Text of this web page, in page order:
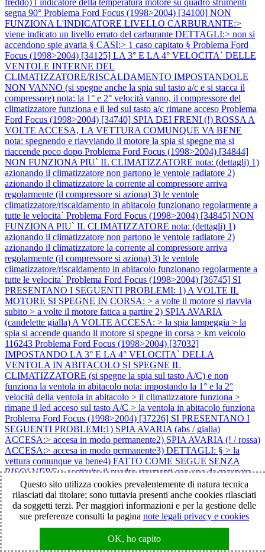
segna 90° Problema Ford Focus (1998>2004) [34100] NON
FUNZIONA L'INDICATORE LIVELLO CARBURANTE:>
viene indicato un livello errato del carburante DETTAGLI:> non si
accendono spie avaria § CASI:> 1 caso capitato § Problema Ford
Focus (1998>2004) [34125] LA 3° E LA 4° VELOCITA` DELLE
VENTOLE INTERNE DEL
CLIMATIZZATORE/RISCALDAMENTO IMPOSTANDOLE
NON VANNO (si spegne anche la spia sul tasto a/c e si stacca il
compressore) nota: la 1° e 2° velocità vanno, il compressore del
climatizzatore funziona e il led sul tasto a/c rimane acceso Problema
Ford Focus (1998>2004) [34740] SPIA DEI FRENI (!) ROSSA A
VOLTE ACCESA, LA VETTURA COMUNQUE VA BENE
nota: spegnendo e riavviando il motore la spia si spegne ma si
riaccende poco dopo Problema Ford Focus (1998>2004) [34844]
NON FUNZIONA PIU` IL CLIMATIZZATORE nota: (dettagli) 1)
azionando il climatizzatore non partono le ventole radiatore 2)
azionando il climatizzatore la corrente al compressore arriva
regolarmente (il compressore si aziona) 3) le ventole
climatizzatore/riscaldamento in abitacolo funzionano regolarmente a
tutte le velocita` Problema Ford Focus (1998>2004) [34845] NON
FUNZIONA PIU` IL CLIMATIZZATORE nota: (dettagli) 1)
azionando il climatizzatore non partono le ventole radiatore 2)
azionando il climatizzatore la corrente al compressore arriva
regolarmente (il compressore si aziona) 3) le ventole
climatizzatore/riscaldamento in abitacolo funzionano regolarmente a
tutte le velocita` Problema Ford Focus (1998>2004) [36745] SI
PRESENTANO I SEGUENTI PROBLEMI: 1) A VOLTE IL
MOTORE SI SPEGNE IN CORSA: > a volte il motore si riavvia
subito > a volte il motore fatica a partire 2) SPIA AVARIA
(candelette gialla) A VOLTE ACCESA: > la spia lampeggia > la
spia si accende quando il motore si spegne in corsa > km veicolo
116243 Problema Ford Focus (1998>2004) [37032]
IMPOSTANDO LA 3° E LA 4° VELOCITA` DELLA
VENTOLA IN ABITACOLO SI SPEGNE IL
CLIMATIZZATORE (si spegne la spia sul tasto A/C) e non
funziona la ventola in abitacolo nota: impostando la 1° e la 2°
velocità della ventola in abitacolo > il climatizzatore funziona >
rimane il led acceso sul tasto A/C > la ventola in abitacolo funziona
Problema Ford Focus (1998>2004) [37226] SI PRESENTANO I
SEGUENTI PROBLEMI:1) SPIA AVARIA (abs / gialla)
ACCESA:> accesa in modo permanente2) SPIA AVARIA (! / rossa)
ACCESA:> accesa in modo permanente3) DETTAGLI: § > la
vettura comunque va bene4) FATTO COME SEGUE SENZA
RISOLVERE:> sostituito il quadro strumenti con uno da recupero
5) CASI:> 1 caso capitato § > km veicolo 180000 §Problema Ford
Focus (1998>2004) [37514] SI PRESENTANO I SEGUENTI
PROBLEMI: 1) IL MOTORE NON SI AVVIA: > il motore parte
ma si spegne subito 2) SPIA AVARIA (candelette gialla)
potenza 4) ATTENZIONE: > il problema è sorto dopo che il veicolo
è rimasto fermo con la batteria scollegata per circa 20 giorni note: 1)
Questo sito utilizza cookies prevalentemente di natura tecnica
rilasciati dal titolare; sono tuttavia presenti anche cookies rilasciati
da soggetti terzi. Per maggiori informazioni e per la gestione delle
sue preferenze consulti la pagina note legali privacy e cookies
OK, ho capito